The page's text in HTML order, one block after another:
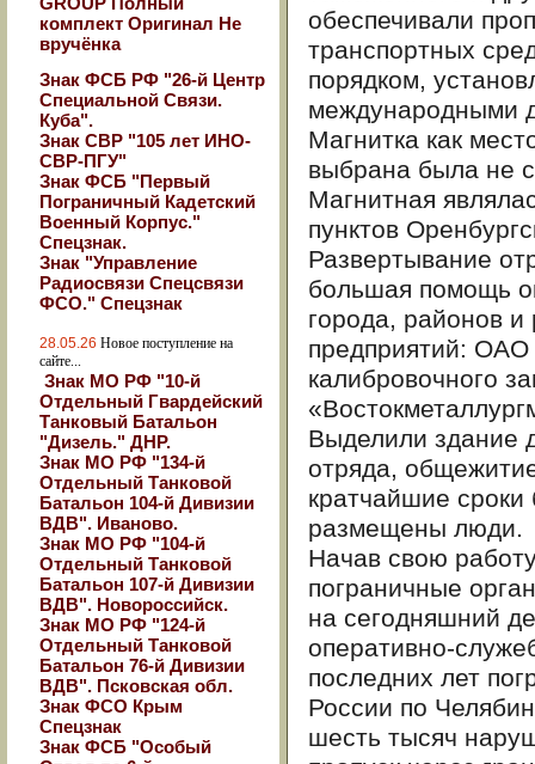
комплект Оригинал Не
вручёнка
Знак ФСБ РФ "26-й Центр
Специальной Связи.
Куба".
Знак СВР "105 лет ИНО-
СВР-ПГУ"
Знак ФСБ "Первый
Пограничный Кадетский
Военный Корпус."
Спецзнак.
Знак "Управление
Радиосвязи Спецсвязи
ФСО." Спецзнак
28.05.26 Новое поступление на
сайте...
Знак МО РФ "10-й
Отдельный Гвардейский
Танковый Батальон
"Дизель." ДНР.
Знак МО РФ "134-й
Отдельный Танковой
Батальон 104-й Дивизии
ВДВ". Иваново.
Знак МО РФ "104-й
Отдельный Танковой
Батальон 107-й Дивизии
ВДВ". Новороссийск.
Знак МО РФ "124-й
Отдельный Танковой
Батальон 76-й Дивизии
ВДВ". Псковская обл.
Знак ФСО Крым
Спецзнак
Знак ФСБ "Особый
обеспечивали
транспортных
порядком,
международными
Магнитка как
выбрана была не
Магнитная
пунктов
Развертывание
большая помощь
города, районов
предприятий:
калибровочного
Выделили здание
отряда,
кратчайшие
размещены люди.
Начав свою
пограничные
на сегодняшний
оперативно-
последних лет
России по
шесть тысяч